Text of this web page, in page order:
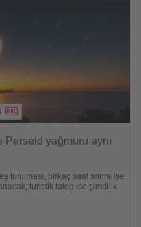
Perseid yağmuru aynı
tutulması, birkaç saat sonra ise
turistik talep ise şimdilik